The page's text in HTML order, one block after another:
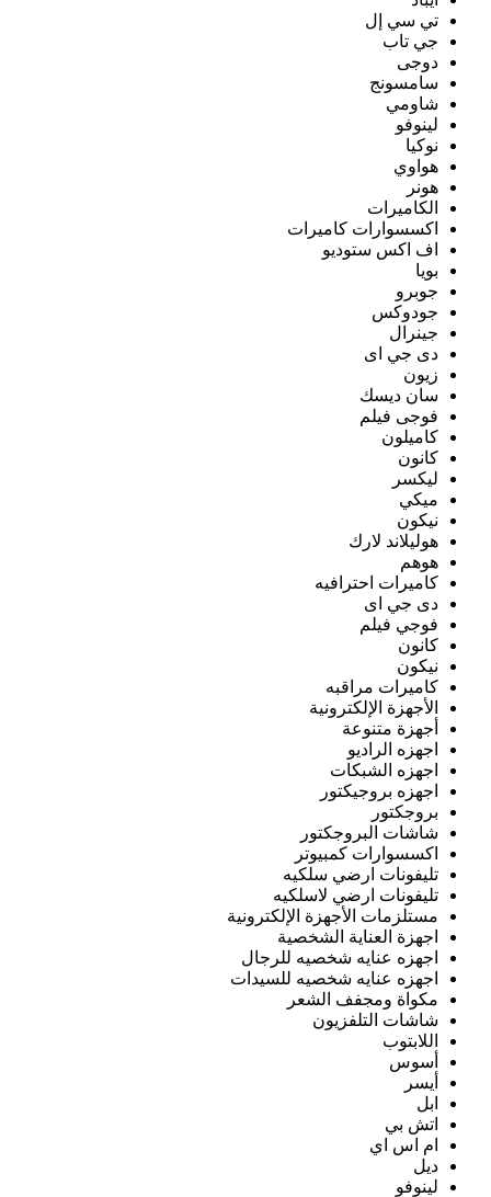
تي سي إل
جي تاب
دوجى
سامسونج
شاومي
لينوفو
نوكيا
هواوي
هونر
الكاميرات
اكسسوارات كاميرات
اف اكس ستوديو
بويا
جوبرو
جودوكس
جينرال
دى جي اى
زيون
سان ديسك
فوجى فيلم
كاميلون
كانون
ليكسر
ميكي
نيكون
هوليلاند لارك
هوهم
كاميرات احترافيه
دى جي اى
فوجي فيلم
كانون
نيكون
كاميرات مراقبه
الأجهزة الإلكترونية
أجهزة متنوعة
اجهزه الراديو
اجهزه الشبكات
اجهزه بروجيكتور
بروجكتور
شاشات البروجكتور
اكسسوارات كمبيوتر
تليفونات ارضي سلكيه
تليفونات ارضي لاسلكيه
مستلزمات الأجهزة الإلكترونية
اجهزة العناية الشخصية
اجهزه عنايه شخصيه للرجال
اجهزه عنايه شخصيه للسيدات
مكواة ومجفف الشعر
شاشات التلفزيون
اللابتوب
أسوس
أيسر
ابل
اتش بي
ام اس اي
ديل
لينوفو